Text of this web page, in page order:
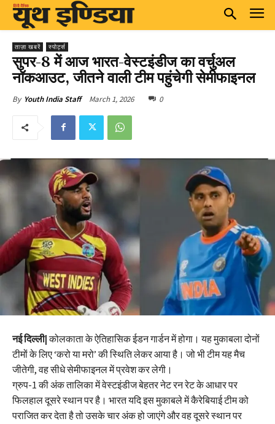
ताज़ा खबरें स्पोर्ट्स
सुपर-8 में आज भारत-वेस्टइंडीज का वर्चुअल
नॉकआउट, जीतने वाली टीम पहुंचेगी सेमीफाइनल
By Youth India Staff March 1, 2026 0
नई दिल्ली|कोलकाता के ऐतिहासिक ईडन गार्डन में होगा। यह मुकाबला दोनों
टीमों के लिए ‘करो या मरो’ की स्थिति लेकर आया है। जो भी टीम यह मैच
जीतेगी, वह सीधे सेमीफाइनल में प्रवेश कर लेगी।
ग्रुप-1 की अंक तालिका में वेस्टइंडीज बेहतर नेट रन रेट के आधार पर
फिलहाल दूसरे स्थान पर है। भारत यदि इस मुकाबले में कैरेबियाई टीम को
पराजित कर देता है तो उसके चार अंक हो जाएंगे और वह दूसरे स्थान पर